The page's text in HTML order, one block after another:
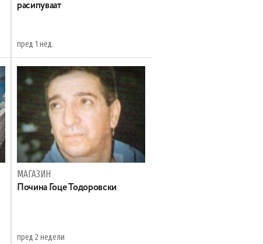
расипуваат
пред 1 нед.
МАГАЗИН
Почина Гоце Тодоровски
пред 2 недели